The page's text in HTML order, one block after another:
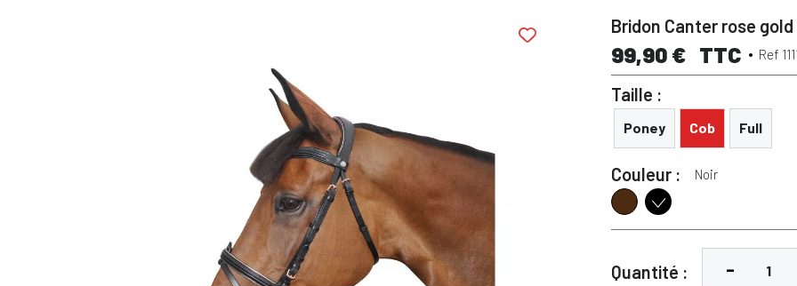
Bridon Canter rose gold
99,90 € TTC Ref
Taille :
Poney Cob Full
Couleur : Noir
MarronNoir
Quantité :